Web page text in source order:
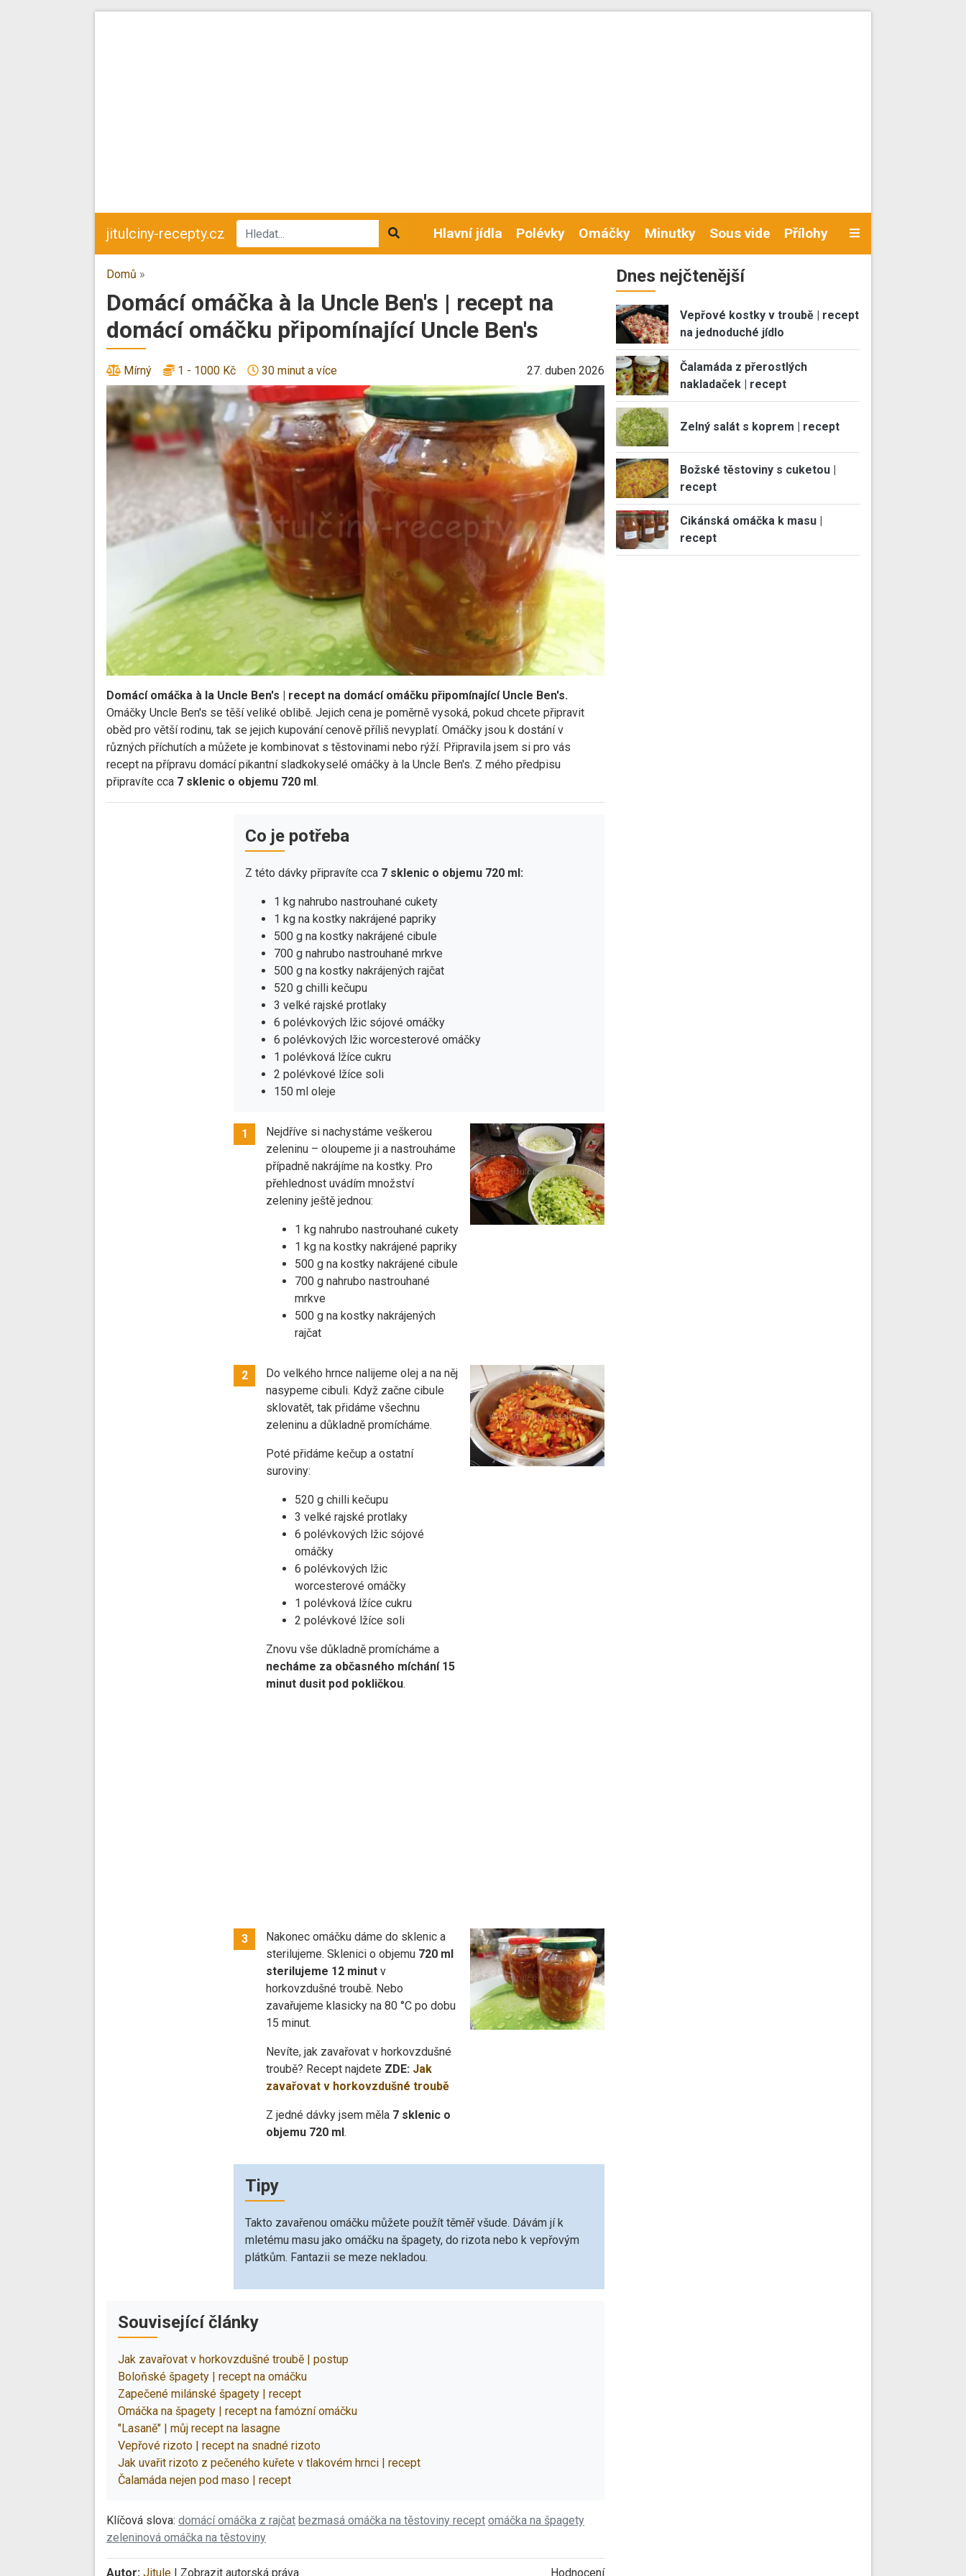
jitulciny-recepty.cz Hlavní jídla Polévky Omáčky Minutky Sous vide Přílohy
Domů »
Domácí omáčka à la Uncle Ben's | recept na
domácí omáčku připomínající Uncle Ben's
Mírný 1 - 1000 Kč 30 minut a více 27. duben 2026
Domácí omáčka à la Uncle Ben's | recept na domácí omáčku připomínající Uncle Ben's.
Omáčky Uncle Ben's se těší veliké oblibě. Jejich cena je poměrně vysoká, pokud chcete připravit
oběd pro větší rodinu, tak se jejich kupování cenově příliš nevyplatí. Omáčky jsou k dostání v
různých příchutích a můžete je kombinovat s těstovinami nebo rýží. Připravila jsem si pro vás
recept na přípravu domácí pikantní sladkokyselé omáčky à la Uncle Ben's. Z mého předpisu
připravíte cca 7 sklenic o objemu 720 ml .
Co je potřeba
Z této dávky připravíte cca 7 sklenic o objemu 720 ml:
1 kg nahrubo nastrouhané cukety
1 kg na kostky nakrájené papriky
500 g na kostky nakrájené cibule
700 g nahrubo nastrouhané mrkve
500 g na kostky nakrájených rajčat
520 g chilli kečupu
3 velké rajské protlaky
6 polévkových lžic sójové omáčky
6 polévkových lžic worcesterové omáčky
1 polévková lžíce cukru
2 polévkové lžíce soli
150 ml oleje
1
Nejdříve si nachystáme veškerou
zeleninu – oloupeme ji a nastrouháme
případně nakrájíme na kostky. Pro
přehlednost uvádím množství
zeleniny ještě jednou:
1 kg nahrubo nastrouhané cukety
1 kg na kostky nakrájené papriky
500 g na kostky nakrájené cibule
700 g nahrubo nastrouhané
mrkve
500 g na kostky nakrájených
rajčat
2
Do velkého hrnce nalijeme olej a na něj
nasypeme cibuli. Když začne cibule
sklovatět, tak přidáme všechnu
zeleninu a důkladně promícháme.
Poté přidáme kečup a ostatní
suroviny:
520 g chilli kečupu
3 velké rajské protlaky
6 polévkových lžic sójové
omáčky
6 polévkových lžic
worcesterové omáčky
1 polévková lžíce cukru
2 polévkové lžíce soli
Znovu vše důkladně promícháme a
necháme za občasného míchání 15
minut dusit pod pokličkou.
3
Nakonec omáčku dáme do sklenic a
sterilujeme. Sklenici o objemu 720 ml
sterilujeme 12 minutv
horkovzdušné troubě. Nebo
zavařujeme klasicky na 80 °C po dobu
15 minut.
Nevíte, jak zavařovat v horkovzdušné
troubě? Recept najdete ZDE: Jak
zavařovat v horkovzdušné troubě
Z jedné dávky jsem měla 7 sklenic o
objemu 720 ml .
Tipy
Takto zavařenou omáčku můžete použít těměř všude. Dávám jí k
mletému masu jako omáčku na špagety, do rizota nebo k vepřovým
plátkům. Fantazii se meze nekladou.
Související články
Jak zavařovat v horkovzdušné troubě | postup
Boloňské špagety | recept na omáčku
Zapečené milánské špagety | recept
Omáčka na špagety | recept na famózní omáčku
"Lasaně" | můj recept na lasagne
Vepřové rizoto | recept na snadné rizoto
Jak uvařit rizoto z pečeného kuřete v tlakovém hrnci | recept
Čalamáda nejen pod maso | recept
Klíčová slova: domácí omáčka z rajčat bezmasá omáčka na těstoviny recept omáčka na špagety
zeleninová omáčka na těstoviny
Autor: Jitule Zobrazit autorská práva Hodnocení
Dnes nejčtenější
Vepřové kostky v troubě | recept
na jednoduché jídlo
Čalamáda z přerostlých
nakladaček | recept
Zelný salát s koprem | recept
Božské těstoviny s cuketou |
recept
Cikánská omáčka k masu |
recept